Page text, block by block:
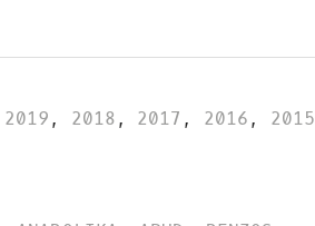
2019, 2018, 2017 , 2016, 2015